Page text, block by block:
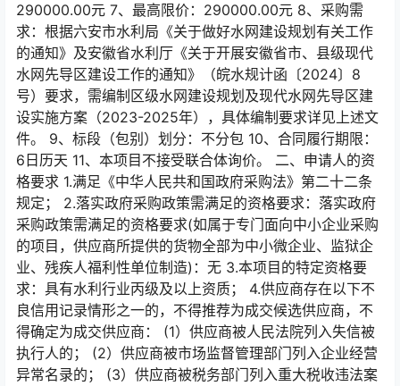
290000.00元 7、最高限价：290000.00元 8、采购需
求：根据六安市水利局《关于做好水网建设规划有关工作
的通知》及安徽省水利厅《关于开展安徽省市、县级现代
水网先导区建设工作的通知》（皖水规计函〔2024〕8
号）要求，需编制区级水网建设规划及现代水网先导区建
设实施方案（2023-2025年），具体编制要求详见上述文
件。 9、标段（包别）划分：不分包 10、合同履行期限：
6日历天 11、本项目不接受联合体询价。 二、申请人的资
格要求 1.满足《中华人民共和国政府采购法》第二十二条
规定； 2.落实政府采购政策需满足的资格要求：落实政府
采购政策需满足的资格要求(如属于专门面向中小企业采购
的项目，供应商所提供的货物全部为中小微企业、监狱企
业、残疾人福利性单位制造)：无 3.本项目的特定资格要
求：具有水利行业丙级及以上资质； 4.供应商存在以下不
良信用记录情形之一的，不得推荐为成交候选供应商，不
得确定为成交供应商： (1）供应商被人民法院列入失信被
执行人的； (2）供应商被市场监督管理部门列入企业经营
异常名录的； (3）供应商被税务部门列入重大税收违法案